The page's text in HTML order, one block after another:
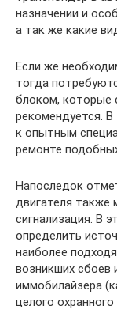
назначении и
а так же какие
Если же
тогда
блоком, которые
рекомендуется.
к опытным
ремонте
Напоследок
двигателя также
сигнализация. В
определить
наиболее
возникших сбоев
иммобилайзера
целого